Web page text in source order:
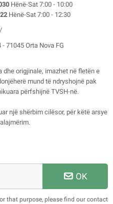
Hënë-Sat 7:00 - 10:00
Hënë-Sat 7:00 - 12:30
71045 Orta Nova FG
dhe origjinale, imazhet në fletën e
mund të ndryshojnë pak
përfshijnë TVSH-në.
një shërbim cilësor, për këtë arsye
OK
that purpose, please find our contact